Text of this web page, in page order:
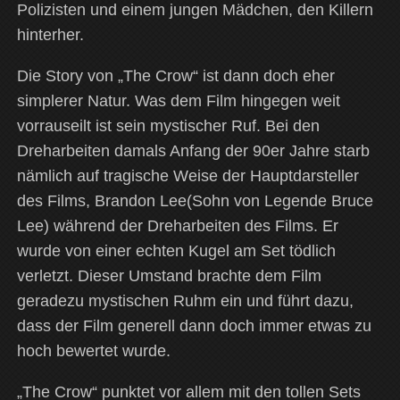
Polizisten und einem jungen Mädchen, den Killern
hinterher.
Die Story von „The Crow“ ist dann doch eher
simplerer Natur. Was dem Film hingegen weit
vorrauseilt ist sein mystischer Ruf. Bei den
Dreharbeiten damals Anfang der 90er Jahre starb
nämlich auf tragische Weise der Hauptdarsteller
des Films, Brandon Lee(Sohn von Legende Bruce
Lee) während der Dreharbeiten des Films. Er
wurde von einer echten Kugel am Set tödlich
verletzt. Dieser Umstand brachte dem Film
geradezu mystischen Ruhm ein und führt dazu,
dass der Film generell dann doch immer etwas zu
hoch bewertet wurde.
„The Crow“ punktet vor allem mit den tollen Sets